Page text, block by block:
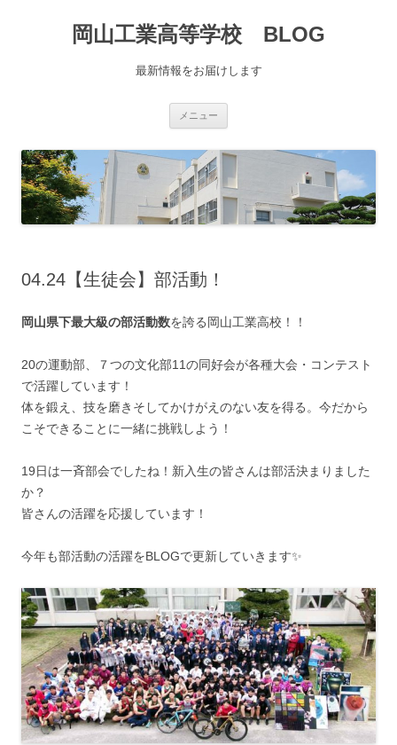
岡山工業高等学校 BLOG
最新情報をお届けします
メニュー
04.24【生徒会】部活動！
岡山県下最大級の部活動数を誇る岡山工業高校！！
20の運動部、７つの文化部11の同好会が各種大会・コンテスト
で活躍しています！
体を鍛え、技を磨きそしてかけがえのない友を得る。今だから
こそできることに一緒に挑戦しよう！
19日は一斉部会でしたね！新入生の皆さんは部活決まりました
か？
皆さんの活躍を応援しています！
今年も部活動の活躍をBLOGで更新していきます✨